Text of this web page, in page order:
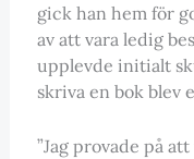
gick han hem för
av att vara ledig
upplevde initialt
skriva en bok blev
”Jag provade på